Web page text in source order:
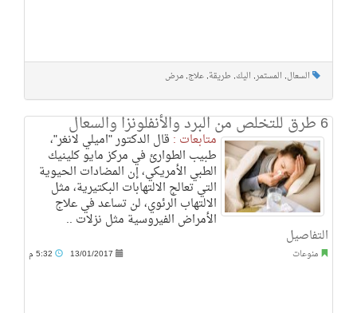
السعال, المستمر, اليك, طريقة, علاج, مرض
6 طرق للتخلص من البرد والأنفلونزا والسعال
متابعات : قال الدكتور "اميلي لانغر"،
طبيب الطوارئ في مركز مايو كلينيك
الطبي الأمريكي، إن المضادات الحيوية
التي تعالج الالتهابات البكتيرية، مثل
الالتهاب الرئوي، لن تساعد في علاج
الأمراض الفيروسية مثل نزلات ..
التفاصيل
منوعات 13/01/2017